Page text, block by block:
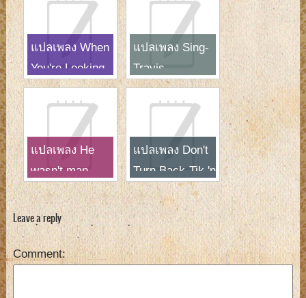
แปลเพลง When
You're Looking
Like That-
Westlife
แปลเพลง Sing-
Travis
แปลเพลง He
wasn't man
enough-Toni
Braxton
แปลเพลง Don't
Turn Back-Tik 'n
Tak
Leave a reply
Comment